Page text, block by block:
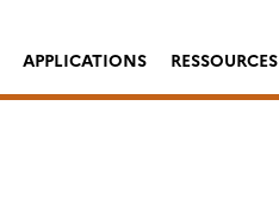
APPLICATIONS RESSOURCES